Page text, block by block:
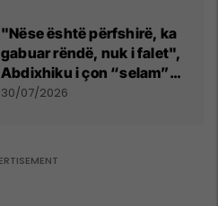
"Nëse është përfshirë, ka
gabuar rëndë, nuk i falet",
Abdixhiku i çon “selam”
Përparim Ramës
30/07/2026